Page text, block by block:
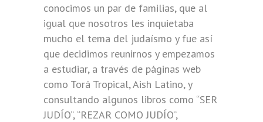
conocimos un par de familias, que al
igual que nosotros les inquietaba
mucho el tema del judaísmo y fue así
que decidimos reunirnos y empezamos
a estudiar, a través de páginas web
como Torá Tropical, Aish Latino, y
consultando algunos libros como “SER
JUDÍO”, “REZAR COMO JUDÍO”,